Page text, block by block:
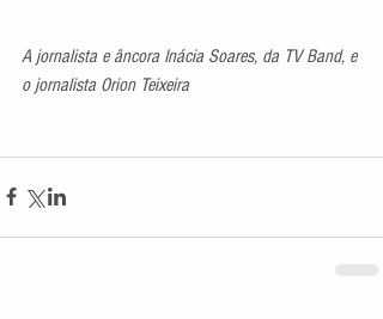
A jornalista e âncora Inácia Soares, da TV Band, e
o jornalista Orion Teixeira